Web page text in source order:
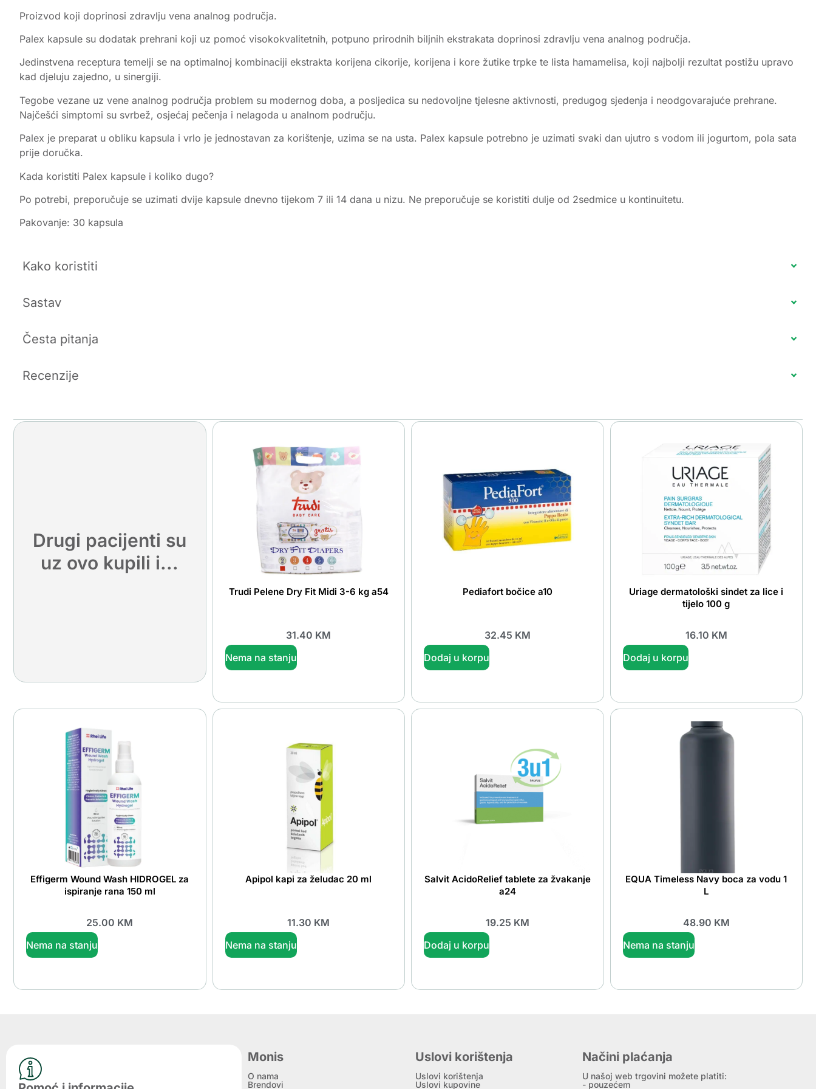
Proizvod koji doprinosi zdravlju vena analnog područja.
Palex kapsule su dodatak prehrani koji uz pomoć visokokvalitetnih, potpuno prirodnih biljnih ekstrakata doprinosi zdravlju vena analnog područja.
Jedinstvena receptura temelji se na optimalnoj kombinaciji ekstrakta korijena cikorije, korijena i kore žutike trpke te lista hamamelisa, koji najbolji rezultat postižu upravo
kad djeluju zajedno, u sinergiji.
Tegobe vezane uz vene analnog područja problem su modernog doba, a posljedica su nedovoljne tjelesne aktivnosti, predugog sjedenja i neodgovarajuće prehrane.
Najčešći simptomi su svrbež, osjećaj pečenja i nelagoda u analnom području.
Palex je preparat u obliku kapsula i vrlo je jednostavan za korištenje, uzima se na usta. Palex kapsule potrebno je uzimati svaki dan ujutro s vodom ili jogurtom, pola sata
prije doručka.
Kada koristiti Palex kapsule i koliko dugo?
Po potrebi, preporučuje se uzimati dvije kapsule dnevno tijekom 7 ili 14 dana u nizu. Ne preporučuje se koristiti dulje od 2sedmice u kontinuitetu.
Pakovanje: 30 kapsula
Kako koristiti
Sastav
Česta pitanja
Recenzije
Drugi pacijenti su
uz ovo kupili i...
Trudi Pelene Dry Fit Midi 3-6 kg a54
31.40 KM
Nema na stanju
Pediafort bočice a10
32.45 KM
Dodaj u korpu
Uriage dermatološki sindet za lice i
tijelo 100 g
16.10 KM
Dodaj u korpu
Effigerm Wound Wash HIDROGEL za
ispiranje rana 150 ml
25.00 KM
Nema na stanju
Apipol kapi za želudac 20 ml
11.30 KM
Nema na stanju
Salvit AcidoRelief tablete za žvakanje
a24
19.25 KM
Dodaj u korpu
EQUA Timeless Navy boca za vodu 1
L
48.90 KM
Nema na stanju
Monis
O nama
Brendovi
Uslovi korištenja
Uslovi korištenja
Uslovi kupovine
Načini plaćanja
U našoj web trgovini možete platiti:
- pouzećem